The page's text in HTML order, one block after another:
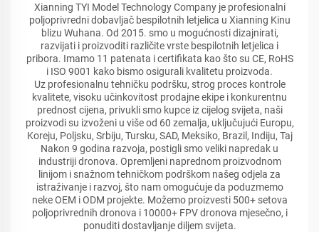
Xianning TYI Model Technology Company je profesionalni
poljoprivredni dobavljač bespilotnih letjelica u Xianning Kinu
blizu Wuhana. Od 2015. smo u mogućnosti dizajnirati,
razvijati i proizvoditi različite vrste bespilotnih letjelica i
pribora. Imamo 11 patenata i certifikata kao što su CE, RoHS
i ISO 9001 kako bismo osigurali kvalitetu proizvoda.
Uz profesionalnu tehničku podršku, strog proces kontrole
kvalitete, visoku učinkovitost prodajne ekipe i konkurentnu
prednost cijena, privukli smo kupce iz cijelog svijeta, naši
proizvodi su izvoženi u više od 60 zemalja, uključujući Europu,
Koreju, Poljsku, Srbiju, Tursku, SAD, Meksiko, Brazil, Indiju, Taj
Nakon 9 godina razvoja, postigli smo veliki napredak u
industriji dronova. Opremljeni naprednom proizvodnom
linijom i snažnom tehničkom podrškom našeg odjela za
istraživanje i razvoj, što nam omogućuje da poduzmemo
neke OEM i ODM projekte. Možemo proizvesti 500+ setova
poljoprivrednih dronova i 10000+ FPV dronova mjesečno, i
ponuditi dostavljanje diljem svijeta.